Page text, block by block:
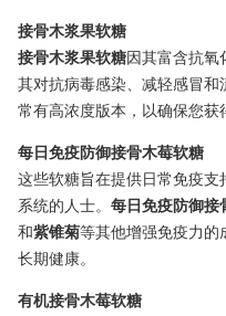
接骨木浆果软糖
接骨木浆果软糖因其富含抗氧
其对抗病毒感染、减轻感冒
常有高浓度版本，以确保您获
每日免疫防御接骨木莓软糖
这些软糖旨在提供日常免疫
系统的人士。 每日免疫防御接
和紫锥菊等其他增强免疫力的
长期健康。
有机接骨木莓软糖